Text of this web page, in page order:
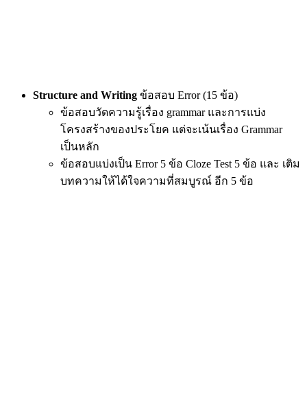
Structure and Writing ข้อสอบ Error (15 ข้อ)
ข้อสอบวัดความรู้เรื่อง grammar และการแบ่ง
โครงสร้างของประโยค แต่จะเน้นเรื่อง Grammar
เป็นหลัก
ข้อสอบแบ่งเป็น Error 5 ข้อ Cloze Test 5 ข้อ และ เติม
บทความให้ได้ใจความที่สมบูรณ์ อีก 5 ข้อ